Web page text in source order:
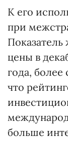
К его
при
цены в
года,
что
больше